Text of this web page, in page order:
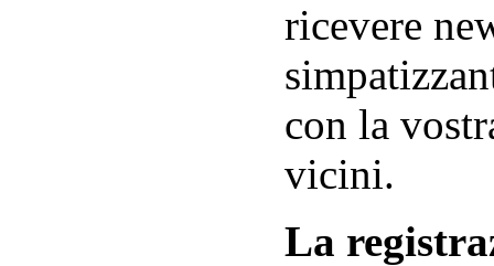
ricevere
con la
vicini.
La